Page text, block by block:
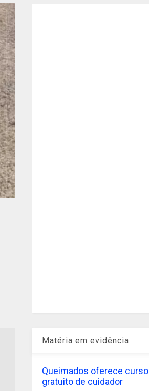
Matéria em evidência
Queimados oferece curso
gratuito de cuidador